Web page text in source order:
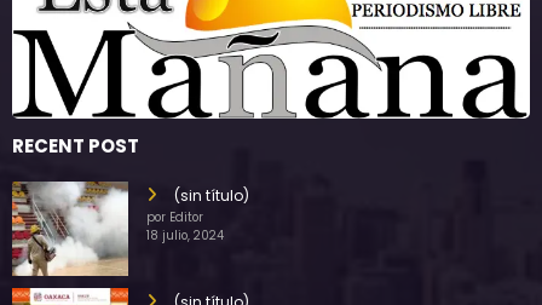
RECENT POST
(sin título)
por Editor
18 julio, 2024